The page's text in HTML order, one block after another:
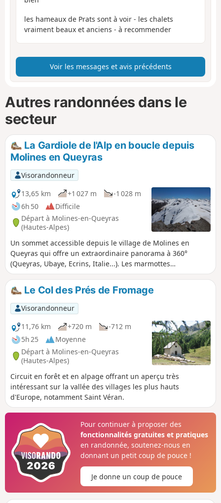
les hameaux de Prats sont à voir - les chalets
vraiment beaux et anciens - à recommender
Voir les messages et avis précédents
Autres randonnées dans le
secteur
La Gardiole de l'Alp en boucle depuis
Molines en Queyras
Visorandonneur
13,65 km
+1 027 m
-1 028 m
6h 50
Difficile
Départ à Molines-en-Queyras
(Hautes-Alpes)
Un sommet accessible depuis le village de Molines en
Queyras qui offre un extraordinaire panorama à 360°
(Queyras, Ubaye, Ecrins, Italie...). Les marmottes
agrémenteront votre randonnée ! À l'automne, la forêt de
mélèzes est inoubliable.
Le Col des Prés de Fromage
Visorandonneur
11,76 km
+720 m
-712 m
5h 25
Moyenne
Départ à Molines-en-Queyras
(Hautes-Alpes)
Circuit en forêt et en alpage offrant un aperçu très
intéressant sur la vallée des villages les plus hauts
d'Europe, notamment Saint Véran.
Pour continuer à proposer des
fonctionnalités gratuites et pratiques
en randonnée, soutenez-nous en
donnant un petit coup de pouce !
Je donne un coup de pouce